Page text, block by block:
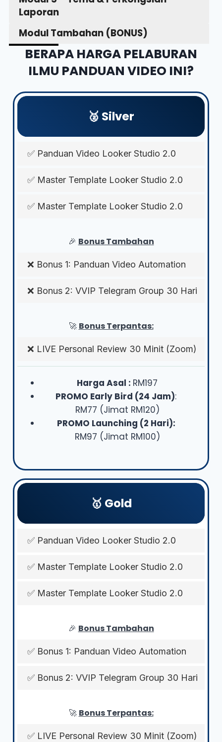
Laporan
Modul Tambahan (BONUS)
BERAPA HARGA PELABURAN
ILMU PANDUAN VIDEO INI?
🥈 Silver
✅ Panduan Video Looker Studio 2.0
✅ Master Template Looker Studio 2.0
✅ Master Template Looker Studio 2.0
🎉 Bonus Tambahan
❌ Bonus 1: Panduan Video Automation
❌ Bonus 2: VVIP Telegram Group 30 Hari
🚀 Bonus Terpantas:
❌ LIVE Personal Review 30 Minit (Zoom)
Harga Asal : RM197
PROMO Early Bird (24 Jam):
RM77 (Jimat RM120)
PROMO Launching (2 Hari):
RM97 (Jimat RM100)
🥇 Gold
✅ Panduan Video Looker Studio 2.0
✅ Master Template Looker Studio 2.0
✅ Master Template Looker Studio 2.0
🎉 Bonus Tambahan
✅ Bonus 1: Panduan Video Automation
✅ Bonus 2: VVIP Telegram Group 30 Hari
🚀 Bonus Terpantas:
✅ LIVE Personal Review 30 Minit (Zoom)